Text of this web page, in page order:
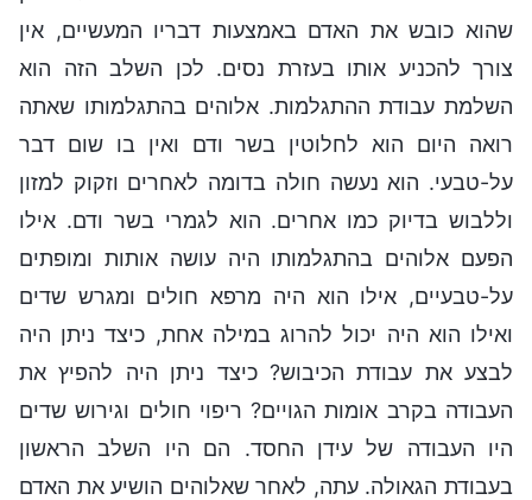
שהוא כובש את האדם באמצעות דבריו המעשיים, אין
צורך להכניע אותו בעזרת נסים. לכן השלב הזה הוא
השלמת עבודת ההתגלמות. אלוהים בהתגלמותו שאתה
רואה היום הוא לחלוטין בשר ודם ואין בו שום דבר
על-טבעי. הוא נעשה חולה בדומה לאחרים וזקוק למזון
וללבוש בדיוק כמו אחרים. הוא לגמרי בשר ודם. אילו
הפעם אלוהים בהתגלמותו היה עושה אותות ומופתים
על-טבעיים, אילו הוא היה מרפא חולים ומגרש שדים
ואילו הוא היה יכול להרוג במילה אחת, כיצד ניתן היה
לבצע את עבודת הכיבוש? כיצד ניתן היה להפיץ את
העבודה בקרב אומות הגויים? ריפוי חולים וגירוש שדים
היו העבודה של עידן החסד. הם היו השלב הראשון
בעבודת הגאולה. עתה, לאחר שאלוהים הושיע את האדם